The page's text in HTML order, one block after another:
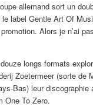
allemand sort un
label Gentle Art Of
Alors je n’ai
longs formats
Zoetermeer (sorte de
Bas) leur discographie
One To Zero.